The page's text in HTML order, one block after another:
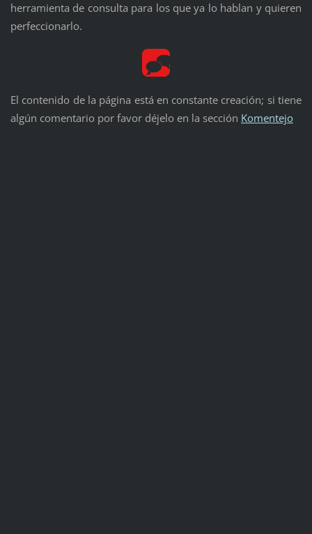
herramienta de consulta para los que ya lo hablan y quieren
perfeccionarlo.
El contenido de la página está en constante creación; si tiene
algún comentario por favor déjelo en la sección Komentejo